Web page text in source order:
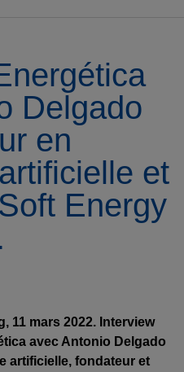
Delgado
en
et
Energy
11 mars 2022. Interview
avec Antonio Delgado
artificielle, fondateur et